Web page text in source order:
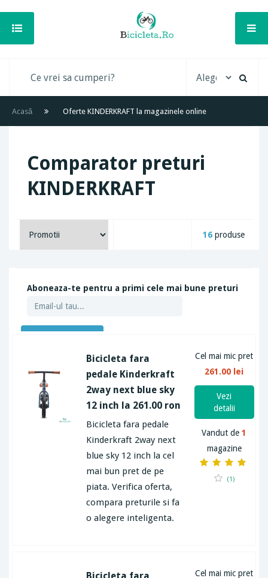
Acasă Oferte KINDERKRAFT la magazinele online
Comparator preturi
KINDERKRAFT
16 produse
Aboneaza-te pentru a primi cele mai bune preturi
Bicicleta fara
pedale Kinderkraft
2way next blue sky
12 inch la 261.00 ron
Bicicleta fara pedale
Kinderkraft 2way next
blue sky 12 inch la cel
mai bun pret de pe
piata. Verifica oferta,
compara preturile si fa
o alegere inteligenta.
Cel mai mic pret
261.00 lei
Vezi
detalii
Vandut de1
magazine
(1)
Cel mai mic pret